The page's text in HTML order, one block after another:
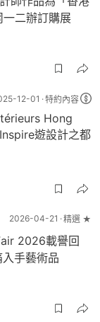
二辦訂購展
12-01 特約內容
Hong
遊設計之都
2026-04-21 精選 ★
2026載譽回
手藝術品